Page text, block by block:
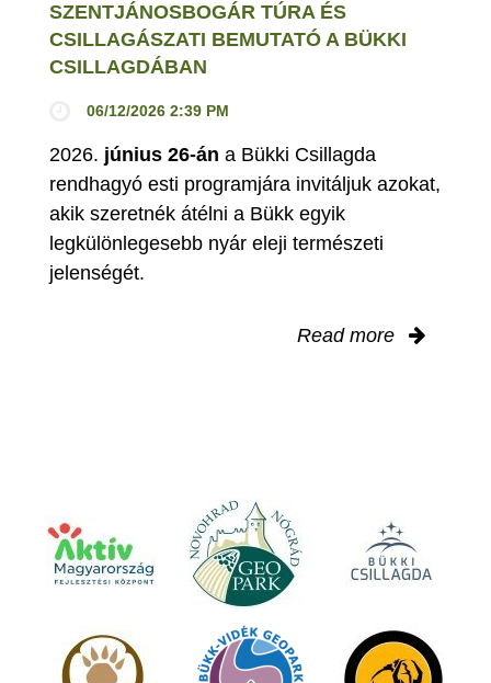
SZENTJÁNOSBOGÁR TÚRA ÉS
CSILLAGÁSZATI BEMUTATÓ A BÜKKI
CSILLAGDÁBAN
06/12/2026 2:39 PM
2026. június 26-án a Bükki Csillagda
rendhagyó esti programjára invitáljuk azokat,
akik szeretnék átélni a Bükk egyik
legkülönlegesebb nyár eleji természeti
jelenségét.
Read more